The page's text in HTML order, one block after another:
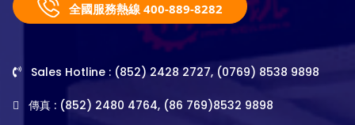
全國服務熱線 400-889-8282
Sales Hotline : (852) 2428 2727, (0769) 8538 9898
傳真 : (852) 2480 4764, (86 769)8532 9898